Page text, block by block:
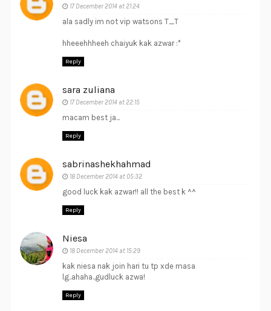
17 December 2014 at 21:24
ala sadly im not vip watsons T_T
hheeehhheeh chaiyuk kak azwar :*
Reply
sara zuliana
17 December 2014 at 22:15
macam best ja...
Reply
sabrinashekhahmad
18 December 2014 at 05:32
good luck kak azwar!! all the best k ^^
Reply
Niesa
18 December 2014 at 15:29
kak niesa nak join hari tu tp xde masa
lg..ahaha..gudluck azwa!
Reply